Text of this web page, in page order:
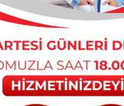
новостях,
информационных
и рекламных
информационных
бюллетенях